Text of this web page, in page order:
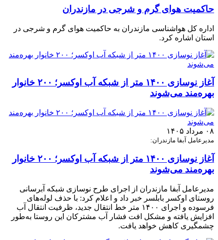
حاکمیت هوای گرم و شرجی در مازندران
اداره کل هواشناسی مازندران به حاکمیت هوای گرم و شرجی در
استان اشاره کرد.
آغاز نوسازی ۱۴۰۰ متر از شبکه آب اوکسر؛ ۲۰۰ خانوار
بهره‌مند می‌شوند
۰۸ مرداد ۱۴۰۵
مدیرعامل آبفا مازندران:
آغاز نوسازی ۱۴۰۰ متر از شبکه آب اوکسر؛ ۲۰۰ خانوار
بهره‌مند می‌شوند
مدیرعامل آبفا مازندران از اجرای طرح نوسازی شبکه آبرسانی
روستای اوکسر بابلسر خبر داد و اعلام کرد: با حذف لوله‌های
فرسوده و اجرای ۱۴۰۰ متر خط انتقال جدید، ظرفیت انتقال آب
افزایش یافته و مشکل افت فشار آب مشترکان این روستا به‌طور
چشمگیری کاهش خواهد یافت.